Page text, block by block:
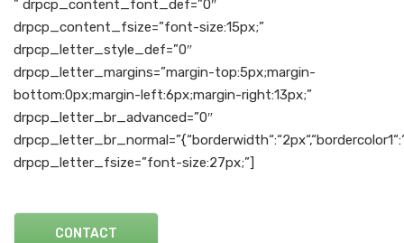
” drpcp_content_font_def=”0″
drpcp_content_fsize=”font-size:15px;”
drpcp_letter_style_def=”0″
drpcp_letter_margins=”margin-top:5px;margin-
bottom:0px;margin-left:6px;margin-right:13px;”
drpcp_letter_br_advanced=”0″
drpcp_letter_fsize=”font-size:27px;”]
CONTACT